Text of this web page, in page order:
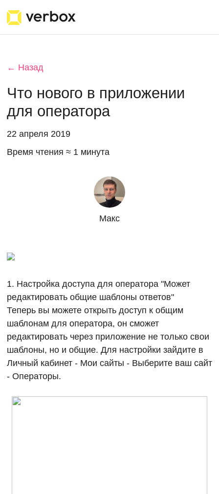
← Назад
Что нового в приложении
для оператора
22 апреля 2019
Время чтения ≈ 1 минута
Макс
1. Настройка доступа для оператора "Может
редактировать общие шаблоны ответов"
Теперь вы можете открыть доступ к общим
шаблонам для оператора, он сможет
редактировать через приложение не только свои
шаблоны, но и общие. Для настройки зайдите в
Личный кабинет - Мои сайты - Выберите ваш сайт
- Операторы.